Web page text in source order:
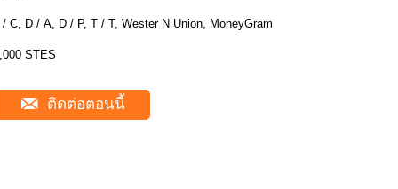
/ C, D / A, D / P, T / T, Wester N Union, MoneyGram
STES
ติดต่อตอนนี้